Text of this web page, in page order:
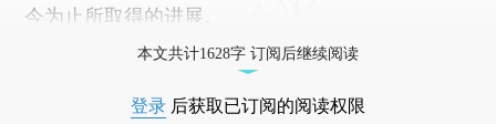
今为止所取得的进展。
本文共计1628字 订阅后继续阅读
登录 后获取已订阅的阅读权限